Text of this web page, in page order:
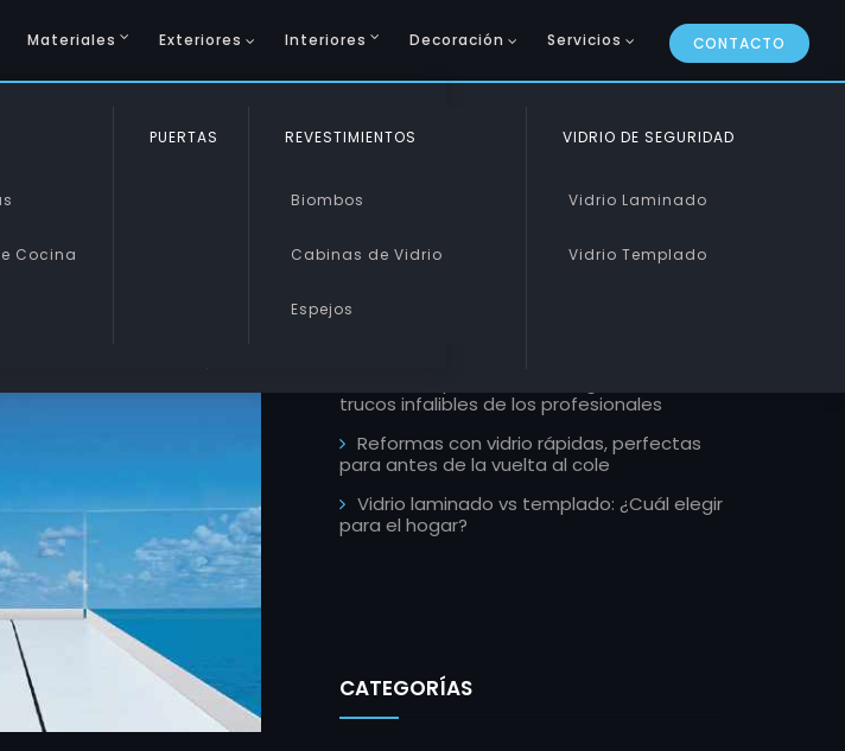
Materiales
VIDRIO CURVADO Y PISABLE
Vidrio Curvado
Vidrio Pisable
VIDRIO DE SEGURIDAD
Vidrio Laminado
Vidrio Templado
Exteriores Interiores
Cocina
PUERTAS REVESTIMIENTOS
Biombos
Cabinas de Vidrio
Espejos
Decoración Servicios CONTACTO
Mamparas de estilo industrial, la
trucos infalibles de los profesionales
Reformas con vidrio rápidas, perfectas
para antes de la vuelta al cole
Vidrio laminado vs templado: ¿Cuál elegir
para el hogar?
CATEGORÍAS